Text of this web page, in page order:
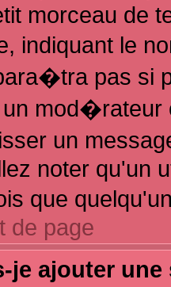
morceau de
indiquant le
pas si
un
un
noter qu'un
que
de page
je ajouter